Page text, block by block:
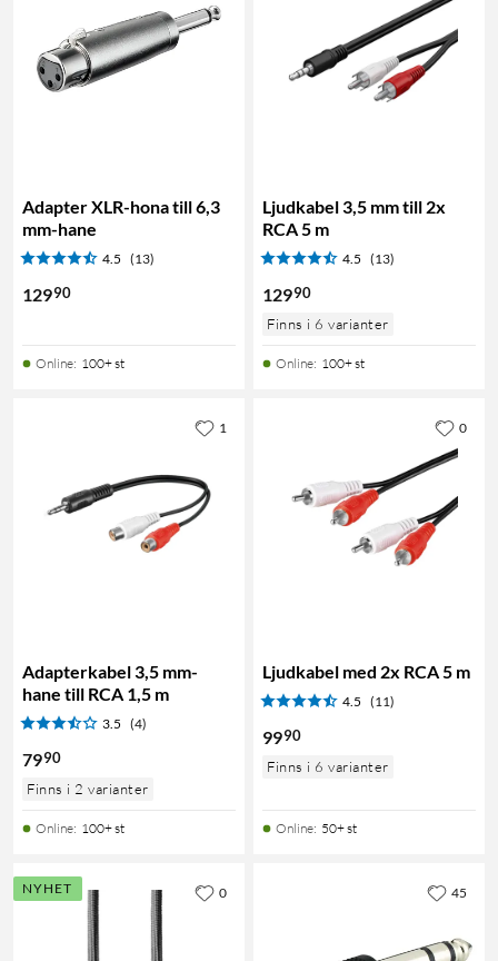
Adapter XLR-hona till 6,3
mm-hane
4.5 (13)
12990
Online: 100+ st
Ljudkabel 3,5 mm till 2x
RCA 5 m
4.5 (13)
12990
Finns i 6 varianter
Online: 100+ st
Adapterkabel 3,5 mm-
hane till RCA 1,5 m
3.5 (4)
7990
Finns i 2 varianter
Online: 100+ st
1
Ljudkabel med 2x RCA 5 m
4.5 (11)
9990
Finns i 6 varianter
Online: 50+ st
0
NYHET 0 45